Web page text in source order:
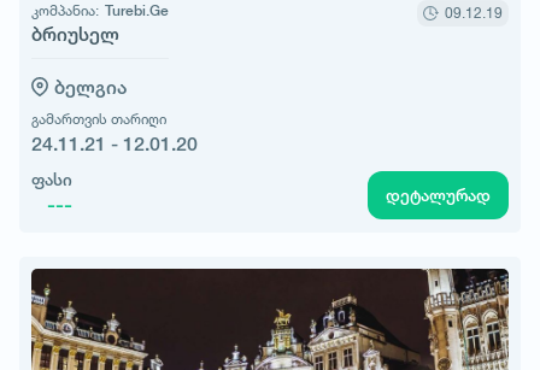
კომპანია: Turebi.Ge
ბრიუსელ
09.12.19
ბელგია
გამართვის თარიღი
24.11.21 - 12.01.20
ფასი
--- დეტალურად